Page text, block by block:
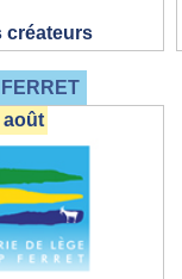
créateurs
août